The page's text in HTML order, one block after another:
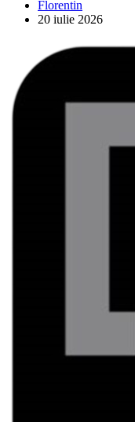
Florentin
20 iulie 2026